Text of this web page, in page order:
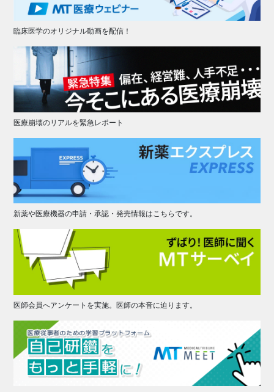
臨床医学のオリジナル動画を配信！
医療崩壊のリアルを緊急レポート
新薬や医療機器の申請・承認・発売情報はこちらです。
医師会員へアンケートを実施。医師の本音に迫ります。